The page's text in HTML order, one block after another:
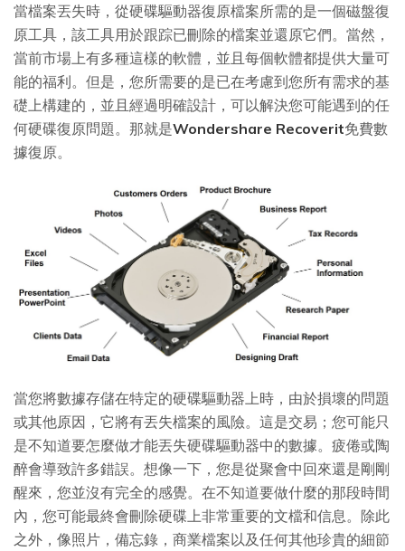
當檔案丟失時，從硬碟驅動器復原檔案所需的是一個磁盤復
原工具，該工具用於跟踪已刪除的檔案並還原它們。當然，
當前市場上有多種這樣的軟體，並且每個軟體都提供大量可
能的福利。但是，您所需要的是已在考慮到您所有需求的基
礎上構建的，並且經過明確設計，可以解決您可能遇到的任
何硬碟復原問題。那就是Wondershare Recoverit免費數
據復原。
當您將數據存儲在特定的硬碟驅動器上時，由於損壞的問題
或其他原因，它將有丟失檔案的風險。這是交易；您可能只
是不知道要怎麼做才能丟失硬碟驅動器中的數據。疲倦或陶
醉會導致許多錯誤。想像一下，您是從聚會中回來還是剛剛
醒來，您並沒有完全的感覺。在不知道要做什麼的那段時間
內，您可能最終會刪除硬碟上非常重要的文檔和信息。除此
之外，像照片，備忘錄，商業檔案以及任何其他珍貴的細節